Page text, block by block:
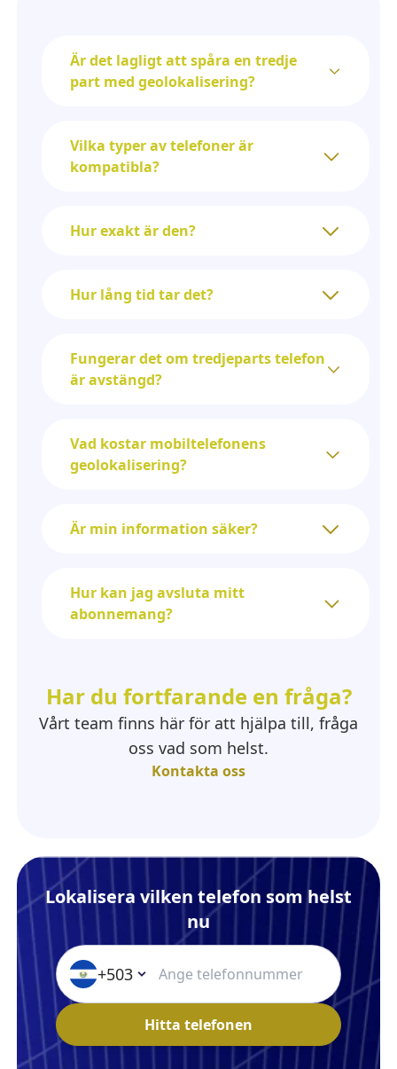
Är det lagligt att spåra en tredje
part med geolokalisering?
Vilka typer av telefoner är
kompatibla?
Hur exakt är den?
Hur lång tid tar det?
Fungerar det om tredjeparts telefon
är avstängd?
Vad kostar mobiltelefonens
geolokalisering?
Är min information säker?
Hur kan jag avsluta mitt
abonnemang?
Har du fortfarande en fråga?
Vårt team finns här för att hjälpa till, fråga
oss vad som helst.
Kontakta oss
Lokalisera vilken telefon som helst
nu
+503
Hitta telefonen